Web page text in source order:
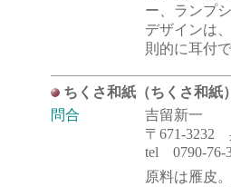
ー、ランプ
デザインは
則的に耳付で
ちくさ和紙（ちくさ和紙）
問合
吉留新一
〒671-3232
tel 0790-76-
原料は雁皮